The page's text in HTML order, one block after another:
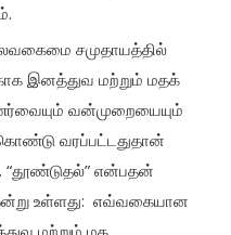
சமுதாயத்தில்
இனத்துவ மற்றும் மதக்
வன்முறையையும்
வரப்பட்டதுதான்
“தூண்டுதல்” என்பதன்
உள்ளது: எவ்வகையான
மற்றும் மத